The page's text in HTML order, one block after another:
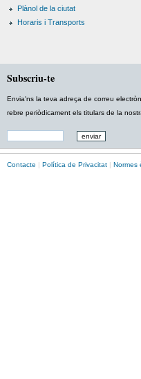
Plànol de la ciutat
Horaris i Transports
Subscriu-te
Envia'ns la teva adreça de correu
rebre periòdicament els titulars de la
Contacte | Política de Privacitat | Normes